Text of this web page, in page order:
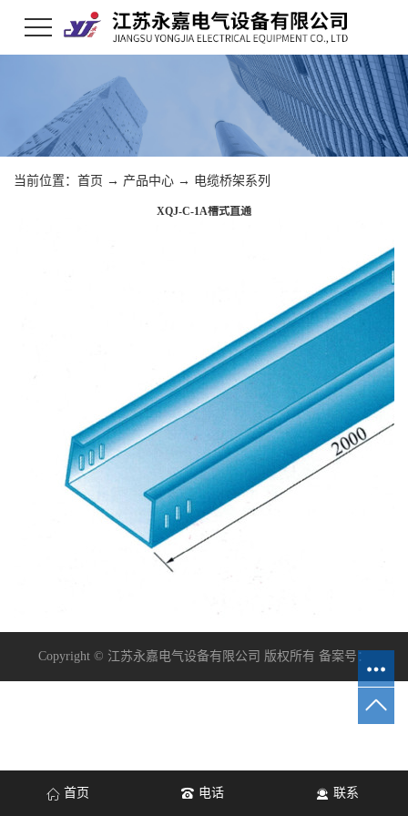
当前位置： 首页 → 产品中心 → 电缆桥架系列
XQJ-C-1A槽式直通
Copyright © 江苏永嘉电气设备有限公司 版权所有 备案号：
首页 电话 联系